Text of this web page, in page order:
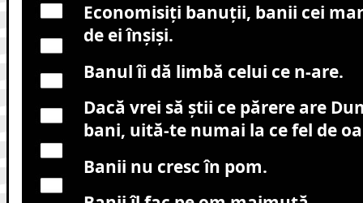
Economisiţi banuţii, banii cei
de ei înşişi.
Banul îi dă limbă celui ce n-are.
Dacă vrei să ştii ce părere are
bani, uită-te numai la ce fel de
Banii nu cresc în pom.